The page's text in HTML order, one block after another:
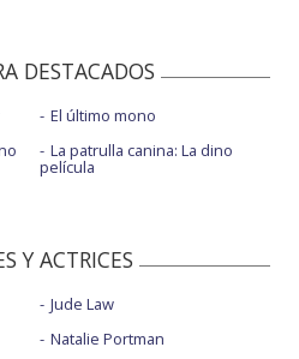
DESTACADOS
El último mono
La patrulla canina: La dino
película
Y ACTRICES
Jude Law
Natalie Portman